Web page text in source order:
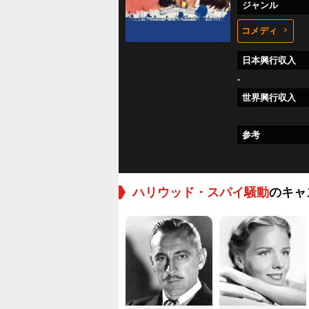
ジャンル
コメディ
日本興行収入
-
世界興行収入
参考
ハリウッド・スパイ騒動のキャ